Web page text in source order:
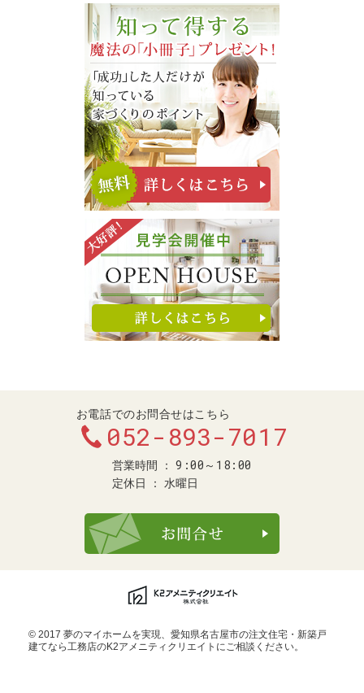
お電話でのお問合せはこちら
052-893-7017
営業時間 9:00～18:00
定休日 水曜日
© 2017 夢のマイホームを実現、 愛知県名古屋市の注文住宅・新築戸
建てなら工務店のK2アメニティクリエイト にご相談ください。